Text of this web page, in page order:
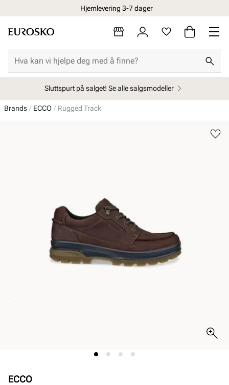
Hjemlevering 3-7 dager
Sluttspurt på salget! Se alle salgsmodeller
Brands ECCO Rugged Track
ECCO